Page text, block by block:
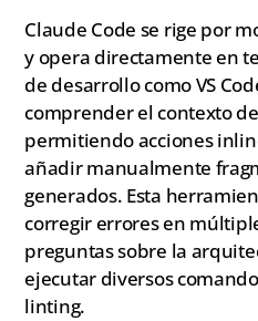
Claude Code se rige por
y opera directamente en
de desarrollo como VS
comprender el contexto
permitiendo acciones
añadir manualmente
generados. Esta
corregir errores en
preguntas sobre la
ejecutar diversos
linting.